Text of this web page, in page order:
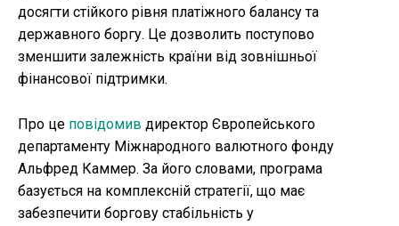
досягти стійкого рівня платіжного балансу та
державного боргу. Це дозволить поступово
зменшити залежність країни від зовнішньої
фінансової підтримки.
Про це повідомив директор Європейського
департаменту Міжнародного валютного фонду
Альфред Каммер. За його словами, програма
базується на комплексній стратегії, що має
забезпечити боргову стабільність у